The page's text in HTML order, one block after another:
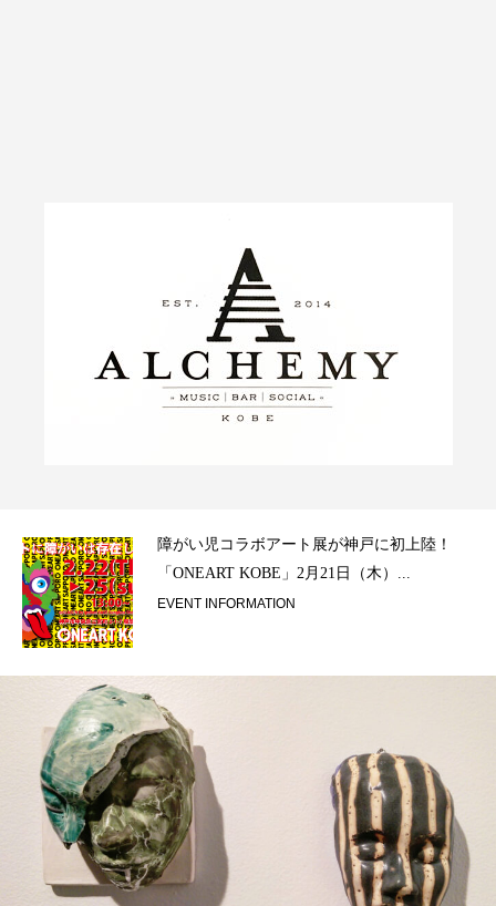
障がい児コラボアート展が神戸に初上陸！
「ONEART KOBE」2月21日（木）...
EVENT INFORMATION